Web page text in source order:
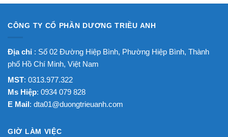
CÔNG TY CỔ PHẦN DƯƠNG TRIỀU ANH
Địa chỉ : Số 02 Đường Hiệp Bình, Phường Hiệp Bình, Thành
phố Hồ Chí Minh, Việt Nam
MST: 0313.977.322
Ms Hiệp: 0934 079 828
E Mail: dta01@duongtrieuanh.com
GIỜ LÀM VIỆC